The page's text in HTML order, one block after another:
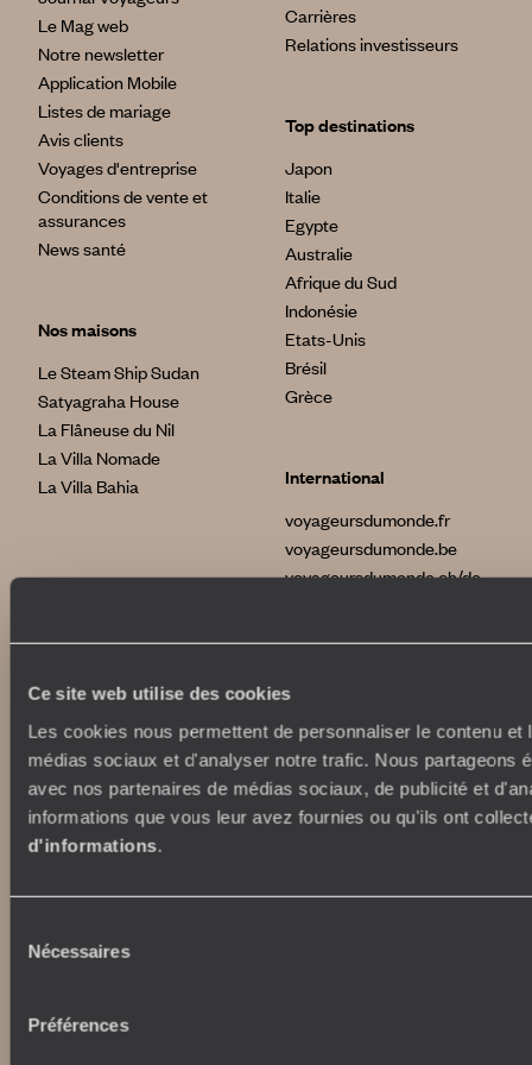
Ce site web utilise des cookies
Les cookies nous permettent de personnaliser le contenu
médias sociaux et d'analyser notre trafic. Nous partageons
avec nos partenaires de médias sociaux, de publicité et
informations que vous leur avez fournies ou qu'ils ont
d'informations.
Nécessaires
Préférences
Le Mag web
Notre newsletter
Application Mobile
Listes de mariage
Avis clients
Voyages d'entreprise
Conditions de vente et
assurances
News santé
Nos maisons
Le Steam Ship Sudan
Satyagraha House
La Flâneuse du Nil
La Villa Nomade
La Villa Bahia
Carrières
Relations investisseurs
Top destinations
Japon
Italie
Egypte
Australie
Afrique du Sud
Indonésie
Etats-Unis
Brésil
Grèce
International
voyageursdumonde.fr
voyageursdumonde.be
voyageursdumonde.ch/de
originaldiving.com
extraordinaryjourneys.com